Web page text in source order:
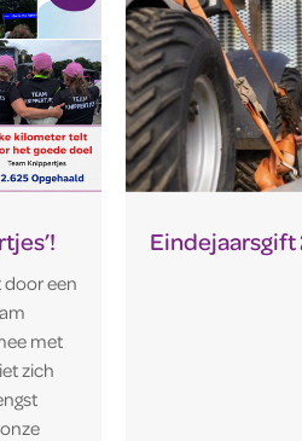
door een
met
zich
Eindejaarsgift